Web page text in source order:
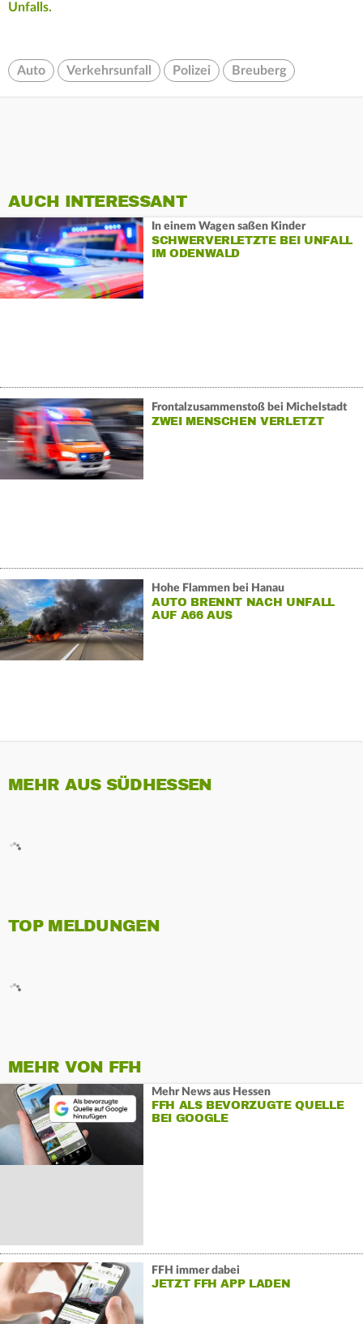
Unfalls.
Auto Verkehrsunfall Polizei Breuberg
AUCH INTERESSANT
In einem Wagen saßen Kinder
SCHWERVERLETZTE BEI UNFALL
IM ODENWALD
Frontalzusammenstoß bei Michelstadt
ZWEI MENSCHEN VERLETZT
Hohe Flammen bei Hanau
AUTO BRENNT NACH UNFALL
AUF A66 AUS
MEHR AUS SÜDHESSEN
TOP MELDUNGEN
MEHR VON FFH
Mehr News aus Hessen
FFH ALS BEVORZUGTE QUELLE
BEI GOOGLE
FFH immer dabei
JETZT FFH APP LADEN